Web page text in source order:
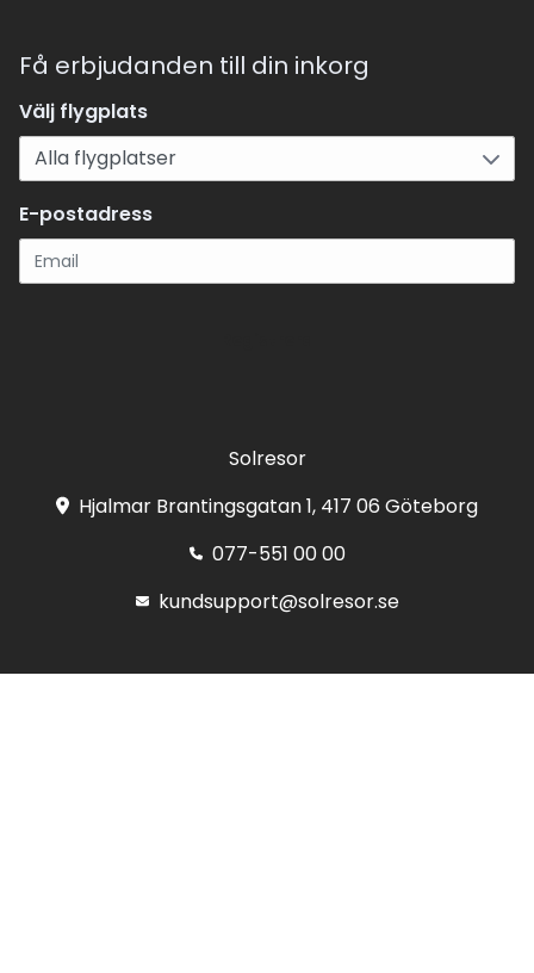
Få erbjudanden till din inkorg
Välj flygplats
E-postadress
Solresor
Hjalmar Brantingsgatan 1, 417 06 Göteborg
077-551 00 00
kundsupport@solresor.se